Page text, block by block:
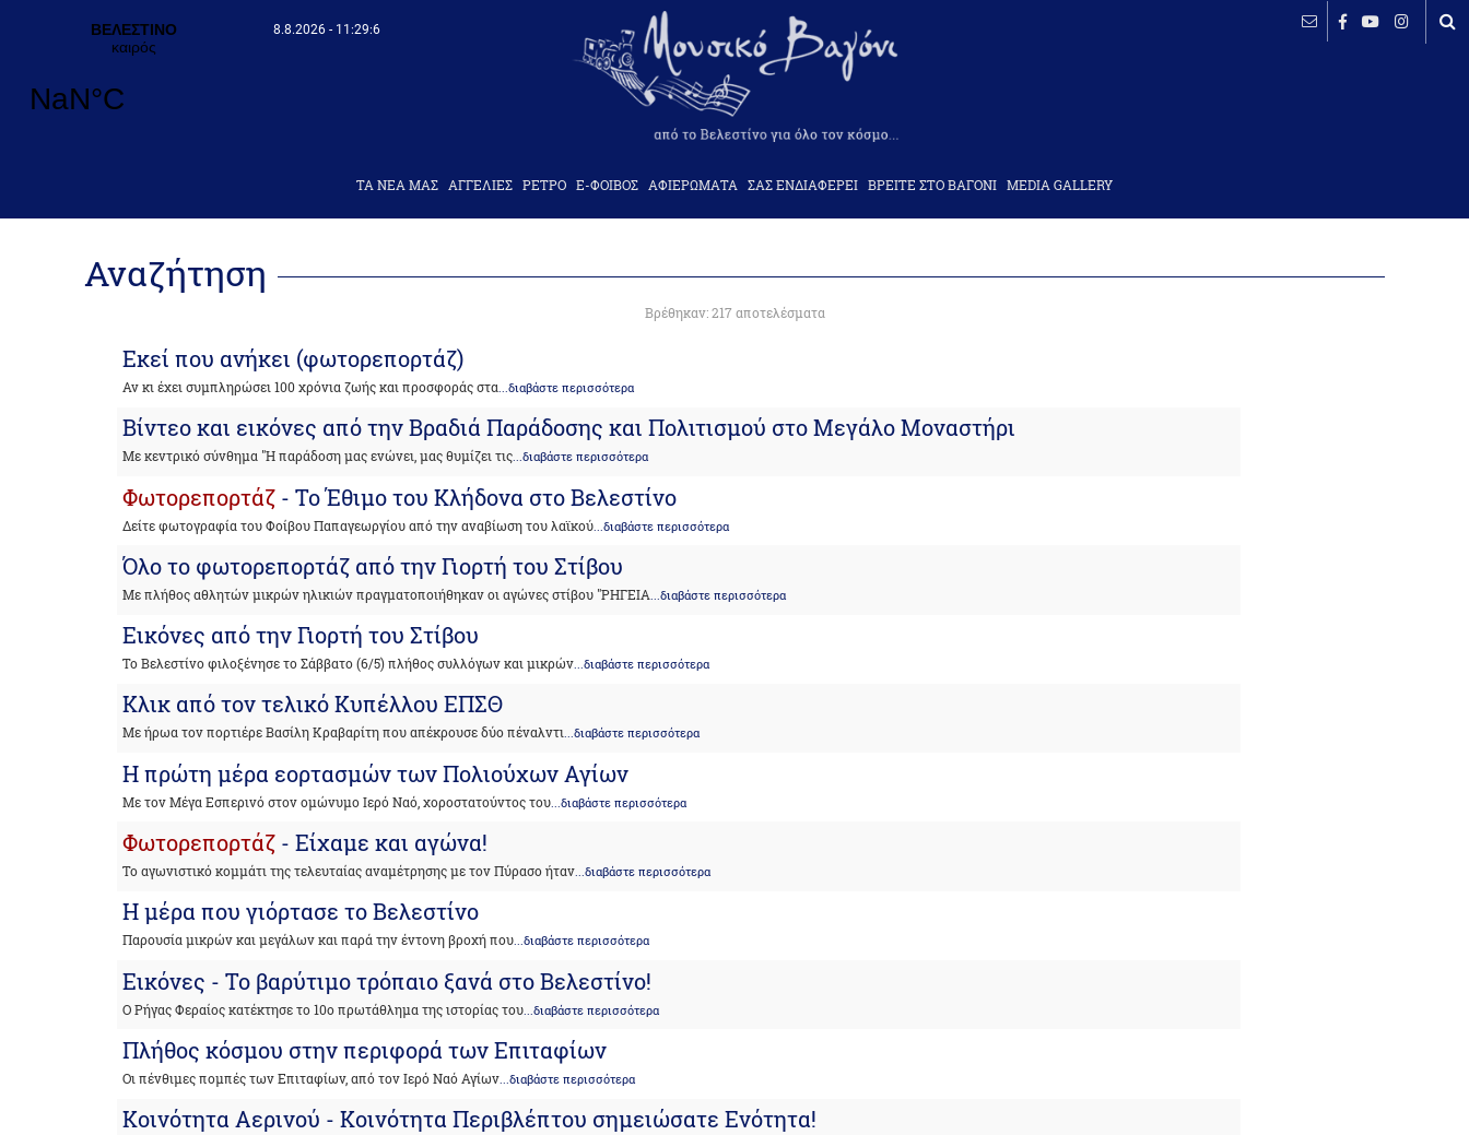
8.8.2026 - 11:29:7
ΤΑ ΝΕΑ ΜΑΣ AΓΓΕΛΙΕΣ ΡΕΤΡΟ Ε-ΦΟΙΒΟΣ ΑΦΙΕΡΩΜΑΤΑ ΣΑΣ ΕΝΔΙΑΦΕΡΕΙ ΒΡΕΙΤΕ ΣΤΟ ΒΑΓΟΝΙ MEDIA GALLERY
Αναζήτηση
Βρέθηκαν: 217 αποτελέσματα
Εκεί που ανήκει (φωτορεπορτάζ)
Αν κι έχει συμπληρώσει 100 χρόνια ζωής και προσφοράς στα...διαβάστε περισσότερα
Βίντεο και εικόνες από την Βραδιά Παράδοσης και Πολιτισμού στο Μεγάλο Μοναστήρι
Με κεντρικό σύνθημα "Η παράδοση μας ενώνει, μας θυμίζει τις...διαβάστε περισσότερα
Φωτορεπορτάζ - Το Έθιμο του Κλήδονα στο Βελεστίνο
Δείτε φωτογραφία του Φοίβου Παπαγεωργίου από την αναβίωση του λαϊκού ...διαβάστε περισσότερα
Όλο το φωτορεπορτάζ από την Γιορτή του Στίβου
Με πλήθος αθλητών μικρών ηλικιών πραγματοποιήθηκαν οι αγώνες στίβου "ΡΗΓΕΙΑ...διαβάστε περισσότερα
Εικόνες από την Γιορτή του Στίβου
Το Βελεστίνο φιλοξένησε το Σάββατο (6/5) πλήθος συλλόγων και μικρών...διαβάστε περισσότερα
Κλικ από τον τελικό Κυπέλλου ΕΠΣΘ
Με ήρωα τον πορτιέρε Βασίλη Κραβαρίτη που απέκρουσε δύο πέναλντι...διαβάστε περισσότερα
Η πρώτη μέρα εορτασμών των Πολιούχων Αγίων
Με τον Μέγα Εσπερινό στον ομώνυμο Ιερό Ναό, χοροστατούντος του ...διαβάστε περισσότερα
Φωτορεπορτάζ - Είχαμε και αγώνα!
Το αγωνιστικό κομμάτι της τελευταίας αναμέτρησης με τον Πύρασο ήταν...διαβάστε περισσότερα
Η μέρα που γιόρτασε το Βελεστίνο
Παρουσία μικρών και μεγάλων και παρά την έντονη βροχή που...διαβάστε περισσότερα
Εικόνες - Το βαρύτιμο τρόπαιο ξανά στο Βελεστίνο!
Ο Ρήγας Φεραίος κατέκτησε το 10ο πρωτάθλημα της ιστορίας του ...διαβάστε περισσότερα
Πλήθος κόσμου στην περιφορά των Επιταφίων
Οι πένθιμες πομπές των Επιταφίων, από τον Ιερό Ναό Αγίων...διαβάστε περισσότερα
Κοινότητα Αερινού - Κοινότητα Περιβλέπτου σημειώσατε Ενότητα!